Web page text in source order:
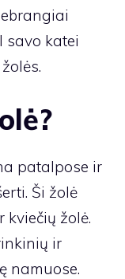
savo katei
patalpose ir
Ši žolė
žolė.
ir
namuose.